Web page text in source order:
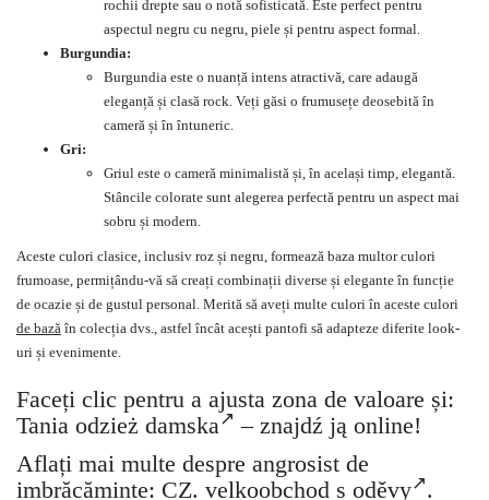
rochii drepte sau o notă sofisticată. Este perfect pentru
aspectul negru cu negru, piele și pentru aspect formal.
Burgundia:
Burgundia este o nuanță intens atractivă, care adaugă
eleganță și clasă rock. Veți găsi o frumusețe deosebită în
cameră și în întuneric.
Gri:
Griul este o cameră minimalistă și, în același timp, elegantă.
Stâncile colorate sunt alegerea perfectă pentru un aspect mai
sobru și modern.
Aceste culori clasice, inclusiv roz și negru, formează baza multor culori
frumoase, permițându-vă să creați combinații diverse și elegante în funcție
de ocazie și de gustul personal. Merită să aveți multe culori în aceste culori
de bază în colecția dvs., astfel încât acești pantofi să adapteze diferite look-
uri și evenimente.
Faceți clic pentru a ajusta zona de valoare și:
Tania odzież damska
– znajdź ją online!
Aflați mai multe despre angrosist de
imbrăcăminte: CZ. velkoobchod s oděvy .